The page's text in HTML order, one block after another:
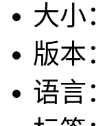
大小：
版本：
语言：